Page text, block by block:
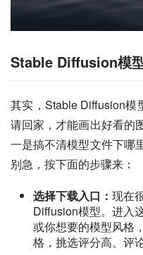
Stable Diffusion模
其实，Stable Diffusion模
请回家，才能画出好看的
一是搞不清模型文件下哪
别急，按下面的步骤来：
选择下载入口： 现在
Diffusion模型。进入
或你想要的模型风格
格，挑选评分高、评